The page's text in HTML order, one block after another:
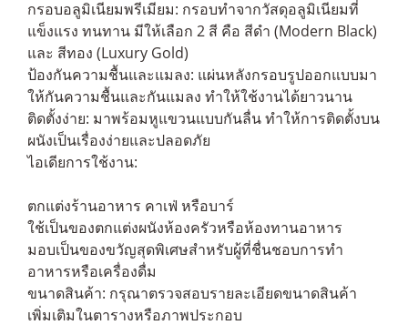
กรอบอลูมิเนียมพรีเมียม: กรอบทำจากวัสดุอลูมิเนียมที่
แข็งแรง ทนทาน มีให้เลือก 2 สี คือ สีดำ (Modern Black)
และ สีทอง (Luxury Gold)
ป้องกันความชื้นและแมลง: แผ่นหลังกรอบรูปออกแบบมา
ให้กันความชื้นและกันแมลง ทำให้ใช้งานได้ยาวนาน
ติดตั้งง่าย: มาพร้อมหูแขวนแบบกันลื่น ทำให้การติดตั้งบน
ผนังเป็นเรื่องง่ายและปลอดภัย
ไอเดียการใช้งาน:
ตกแต่งร้านอาหาร คาเฟ่ หรือบาร์
ใช้เป็นของตกแต่งผนังห้องครัวหรือห้องทานอาหาร
มอบเป็นของขวัญสุดพิเศษสำหรับผู้ที่ชื่นชอบการทำ
อาหารหรือเครื่องดื่ม
ขนาดสินค้า: กรุณาตรวจสอบรายละเอียดขนาดสินค้า
เพิ่มเติมในตารางหรือภาพประกอบ